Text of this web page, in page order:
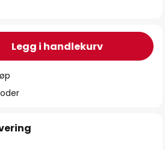
Legg i handlekurv